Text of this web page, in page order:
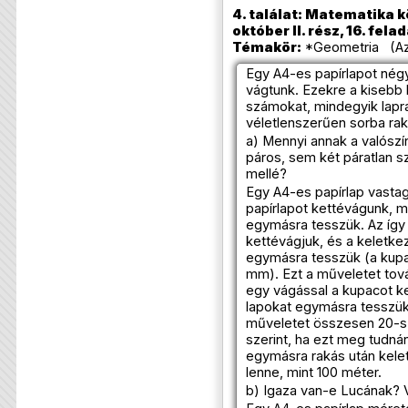
4. találat: Matematika
október II. rész, 16.
Témakör: *Geometria
Egy A4-es papírlapot
vágtunk. Ezekre a kisebb
számokat, mindegyik
véletlenszerűen sorba
a) Mennyi annak a
páros, sem két páratlan
mellé?
Egy A4-es papírlap
papírlapot kettévágunk,
egymásra tesszük. Az
kettévágjuk, és a
egymásra tesszük (a
mm). Ezt a műveletet
egy vágással a kupacot
lapokat egymásra
műveletet összesen 20-
szerint, ha ezt meg
egymásra rakás után
lenne, mint 100 méter.
b) Igaza van-e Lucának?